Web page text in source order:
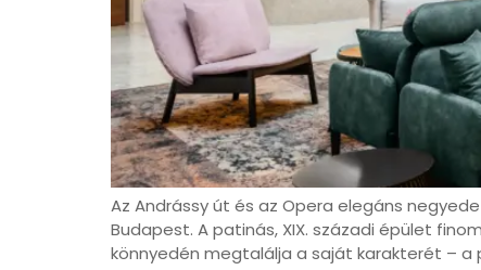
Az Andrássy út és az Opera elegáns
Budapest. A patinás, XIX. századi épület
könnyedén megtalálja a saját karakterét –